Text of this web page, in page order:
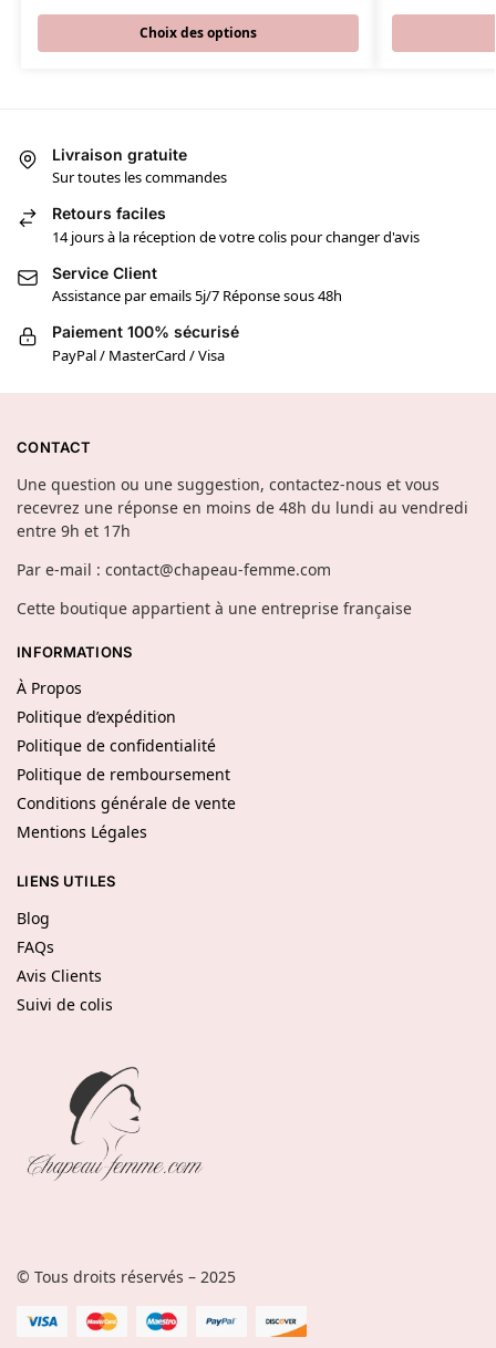
Choix des options
Livraison gratuite
Sur toutes les commandes
Retours faciles
14 jours à la réception de votre colis pour changer d'avis
Service Client
Assistance par emails 5j/7 Réponse sous 48h
Paiement 100% sécurisé
PayPal / MasterCard / Visa
CONTACT
Une question ou une suggestion, contactez-nous et vous
recevrez une réponse en moins de 48h du lundi au vendredi
entre 9h et 17h
Par e-mail : contact@chapeau-femme.com
Cette boutique appartient à une entreprise française
INFORMATIONS
À Propos
Politique d’expédition
Politique de confidentialité
Politique de remboursement
Conditions générale de vente
Mentions Légales
LIENS UTILES
Blog
FAQs
Avis Clients
Suivi de colis
© Tous droits réservés – 2025